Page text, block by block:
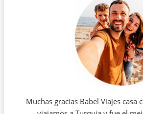
Muchas gracias Babel Viajes casa